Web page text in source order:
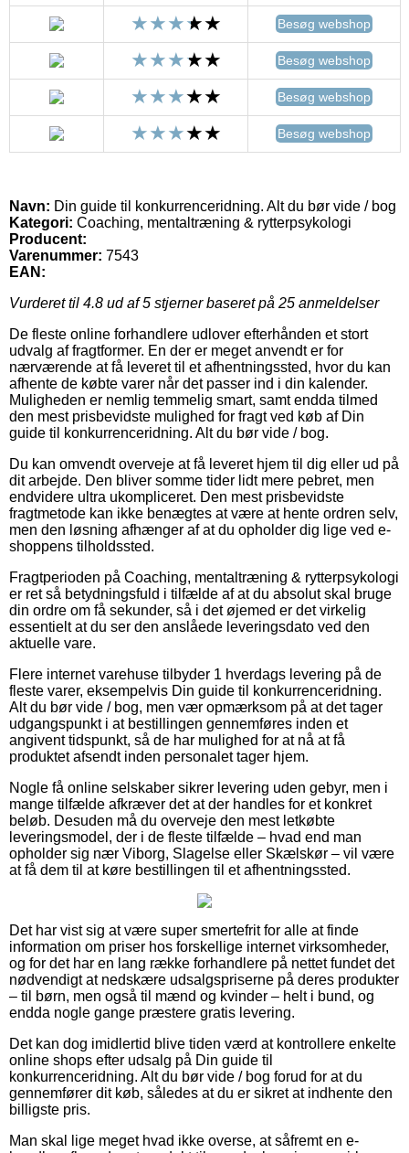
Besøg webshop
Besøg webshop
Besøg webshop
Besøg webshop
Navn: Din guide til konkurrenceridning. Alt du bør vide / bog
Kategori: Coaching, mentaltræning & rytterpsykologi
Producent:
Varenummer: 7543
EAN:
Vurderet til 4.8 ud af 5 stjerner baseret på 25 anmeldelser
De fleste online forhandlere udlover efterhånden et stort
udvalg af fragtformer. En der er meget anvendt er for
nærværende at få leveret til et afhentningssted, hvor du kan
afhente de købte varer når det passer ind i din kalender.
Muligheden er nemlig temmelig smart, samt endda tilmed
den mest prisbevidste mulighed for fragt ved køb af Din
guide til konkurrenceridning. Alt du bør vide / bog.
Du kan omvendt overveje at få leveret hjem til dig eller ud på
dit arbejde. Den bliver somme tider lidt mere pebret, men
endvidere ultra ukompliceret. Den mest prisbevidste
fragtmetode kan ikke benægtes at være at hente ordren selv,
men den løsning afhænger af at du opholder dig lige ved e-
shoppens tilholdssted.
Fragtperioden på Coaching, mentaltræning & rytterpsykologi
er ret så betydningsfuld i tilfælde af at du absolut skal bruge
din ordre om få sekunder, så i det øjemed er det virkelig
essentielt at du ser den anslåede leveringsdato ved den
aktuelle vare.
Flere internet varehuse tilbyder 1 hverdags levering på de
fleste varer, eksempelvis Din guide til konkurrenceridning.
Alt du bør vide / bog, men vær opmærksom på at det tager
udgangspunkt i at bestillingen gennemføres inden et
angivent tidspunkt, så de har mulighed for at nå at få
produktet afsendt inden personalet tager hjem.
Nogle få online selskaber sikrer levering uden gebyr, men i
mange tilfælde afkræver det at der handles for et konkret
beløb. Desuden må du overveje den mest letkøbte
leveringsmodel, der i de fleste tilfælde – hvad end man
opholder sig nær Viborg, Slagelse eller Skælskør – vil være
at få dem til at køre bestillingen til et afhentningssted.
Det har vist sig at være super smertefrit for alle at finde
information om priser hos forskellige internet virksomheder,
og for det har en lang række forhandlere på nettet fundet det
nødvendigt at nedskære udsalgspriserne på deres produkter
– til børn, men også til mænd og kvinder – helt i bund, og
endda nogle gange præstere gratis levering.
Det kan dog imidlertid blive tiden værd at kontrollere enkelte
online shops efter udsalg på Din guide til
konkurrenceridning. Alt du bør vide / bog forud for at du
gennemfører dit køb, således at du er sikret at indhente den
billigste pris.
Man skal lige meget hvad ikke overse, at såfremt en e-